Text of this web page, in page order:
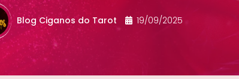
Blog Ciganos do Tarot 19/09/2025